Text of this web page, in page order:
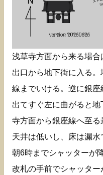
浅草寺方面から来る場
出口から地下街に入る
線までいける。逆に銀
出てすぐ左に曲がると
寺方面から銀座線へ至る
天井は低いし、床は漏
朝6時までシャッターが
改札の手前でシャッタ